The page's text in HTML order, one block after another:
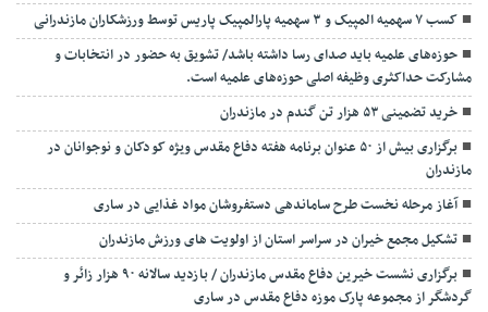
کسب ۷ سهمیه المپیک و ۳ سهمیه پارالمپیک پاریس توسط ورزشکاران مازندرانی
حوزه‌های علمیه باید صدای رسا داشته باشد/ تشویق به حضور در انتخابات و
مشارکت حداکثری وظیفه اصلی حوزه‌های علمیه است.
خرید تضمینی ۵۳ هزار تن گندم در مازندران
برگزاری بیش از ۵۰ عنوان برنامه هفته دفاع مقدس ویژه کودکان و نوجوانان در
مازندران
آغاز مرحله نخست طرح ساماندهی دستفروشان مواد غذایی در ساری
تشکیل مجمع خیران در سراسر استان از اولویت های ورزش مازندران
برگزاری نشست خیرین دفاع مقدس مازندران / بازدید سالانه ۹۰ هزار زائر و
گردشگر از مجموعه پارک موزه دفاع مقدس در ساری